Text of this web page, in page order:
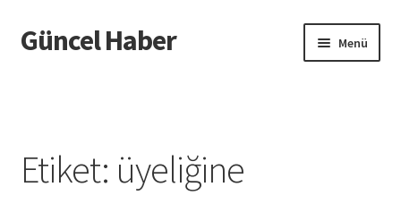
Dolaşıma
geç
İçeriğe
geç
Güncel Haber Menü
Etiket: üyeliğine